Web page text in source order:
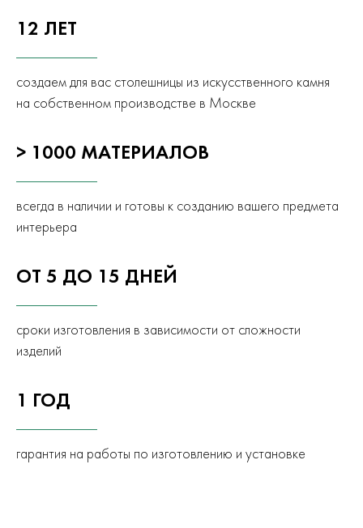
12 ЛЕТ
создаем для вас столешницы из искусственного камня
на собственном производстве в Москве
> 1000 МАТЕРИАЛОВ
всегда в наличии и готовы к созданию вашего предмета
интерьера
ОТ 5 ДО 15 ДНЕЙ
сроки изготовления в зависимости от сложности
изделий
1 ГОД
гарантия на работы по изготовлению и установке